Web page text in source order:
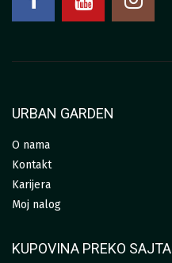
URBAN GARDEN
O nama
Kontakt
Karijera
Moj nalog
KUPOVINA PREKO SAJTA